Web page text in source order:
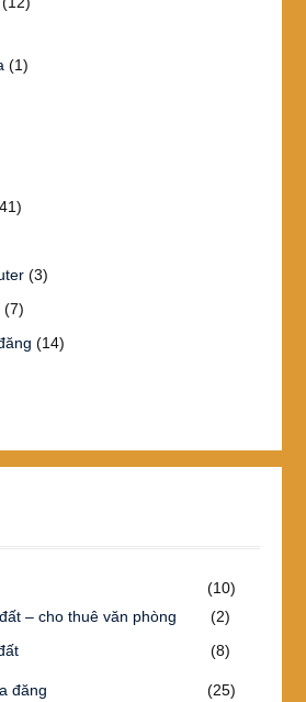
(1)
(3)
(7)
(14)
(10)
– cho thuê văn phòng
(2)
(8)
đăng (25)